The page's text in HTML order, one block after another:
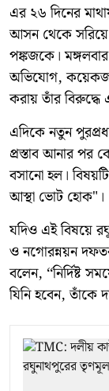
এর ২৬ দিনের
আসন থেকে সরিয়ে
পঙ্কজকে।
অভিযোগ, কয়েকজন
করায় তাঁর বিরুদ্ধে
এদিকে নতুন
প্রস্তাব আনার পর
বসানো হল।
আস্থা ভোট হোক"।
যদিও এই বিষয়ে
ও নগোরন্নয়ন
বলেন, ‘‘নির্দিষ্ট
যিনি হবেন, তাঁকে